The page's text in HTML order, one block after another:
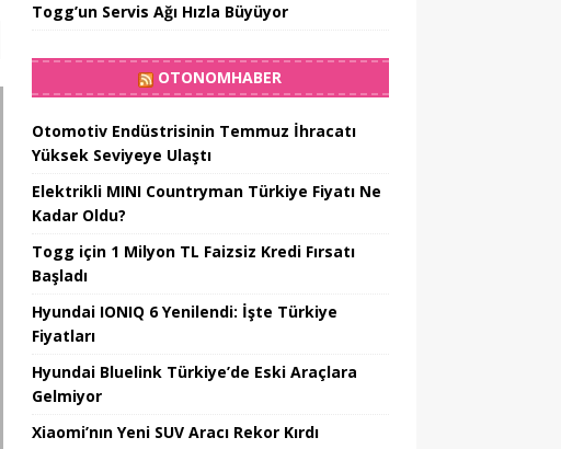
Togg’un Servis Ağı Hızla Büyüyor
OTONOMHABER
Otomotiv Endüstrisinin Temmuz İhracatı
Yüksek Seviyeye Ulaştı
Elektrikli MINI Countryman Türkiye Fiyatı Ne
Kadar Oldu?
Togg için 1 Milyon TL Faizsiz Kredi Fırsatı
Başladı
Hyundai IONIQ 6 Yenilendi: İşte Türkiye
Fiyatları
Hyundai Bluelink Türkiye’de Eski Araçlara
Gelmiyor
Xiaomi’nın Yeni SUV Aracı Rekor Kırdı